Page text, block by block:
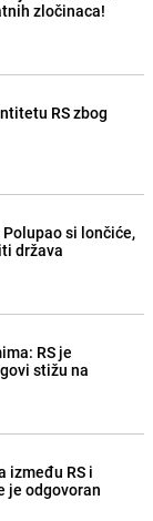
zločinaca!
RS zbog
si lončiće,
država
RS je
stižu na
između RS i
je odgovoran